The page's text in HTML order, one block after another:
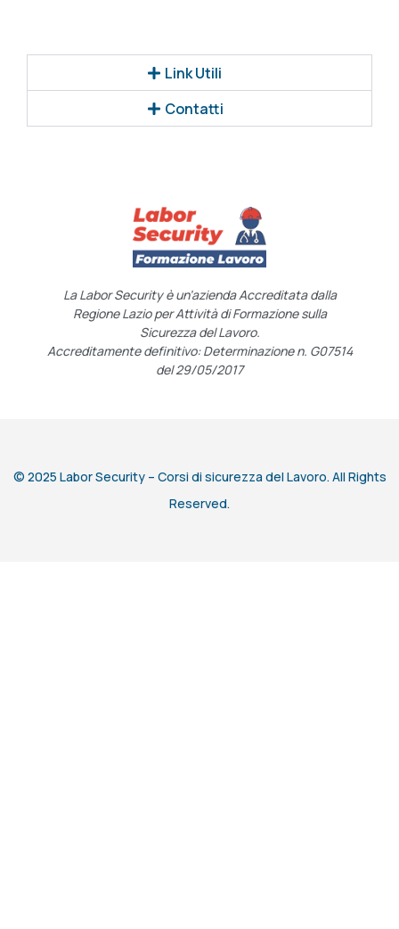
Link Utili
Contatti
La Labor Security è un’azienda Accreditata dalla
Regione Lazio per Attività di Formazione sulla
Sicurezza del Lavoro.
Accreditamente definitivo: Determinazione n. G07514
del 29/05/2017
© 2025 Labor Security – Corsi di sicurezza del Lavoro. All Rights
Reserved.